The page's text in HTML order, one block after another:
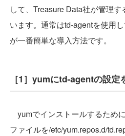
して、Treasure Data社が管理
います。通常はtd-agentを使用
が一番簡単な導入方法です。
［1］yumにtd-agentの設定
yumでインストールするため
ファイルを/etc/yum.repos.d/